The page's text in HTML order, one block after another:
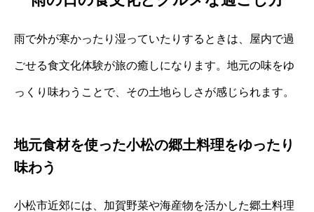
雨で外が寒かったり湿っていたりするときは、屋内で過
ごせる食文化体験が旅の癒しになります。地元の味をゆ
っくり味わうことで、その土地らしさが感じられます。
地元食材を使った小松の郷土料理をゆったり
味わう
小松市近郊には、加賀野菜や海産物を活かした郷土料理